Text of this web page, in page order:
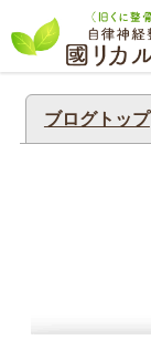
ブログトップ